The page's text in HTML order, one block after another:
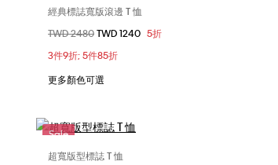
選擇您的尺碼
XXS
XS
XL
XXL
經典標誌寬版滾邊 T 恤
價格扣減從
TWD 2480至
TWD 1240 5折
3件9折; 5件85折
更多顏色可選
Sale
超寬版型標誌 T 恤